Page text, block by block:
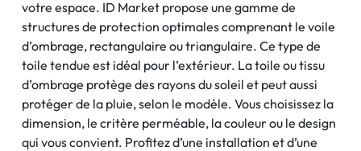
votre espace. ID Market propose une gamme de
structures de protection optimales comprenant le voile
d’ombrage, rectangulaire ou triangulaire. Ce type de
toile tendue est idéal pour l’extérieur. La toile ou tissu
d’ombrage protège des rayons du soleil et peut aussi
protéger de la pluie, selon le modèle. Vous choisissez la
dimension, le critère perméable, la couleur ou le design
qui vous convient. Profitez d’une installation et d’une